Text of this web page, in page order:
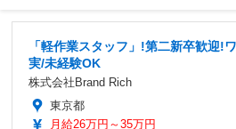
「軽作業スタッフ」!第二新卒歓迎!
実/未経験OK
株式会社Brand Rich
東京都
月給26万円～35万円